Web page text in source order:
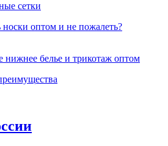
сетки
носки оптом и не пожалеть?
нижнее белье и трикотаж оптом